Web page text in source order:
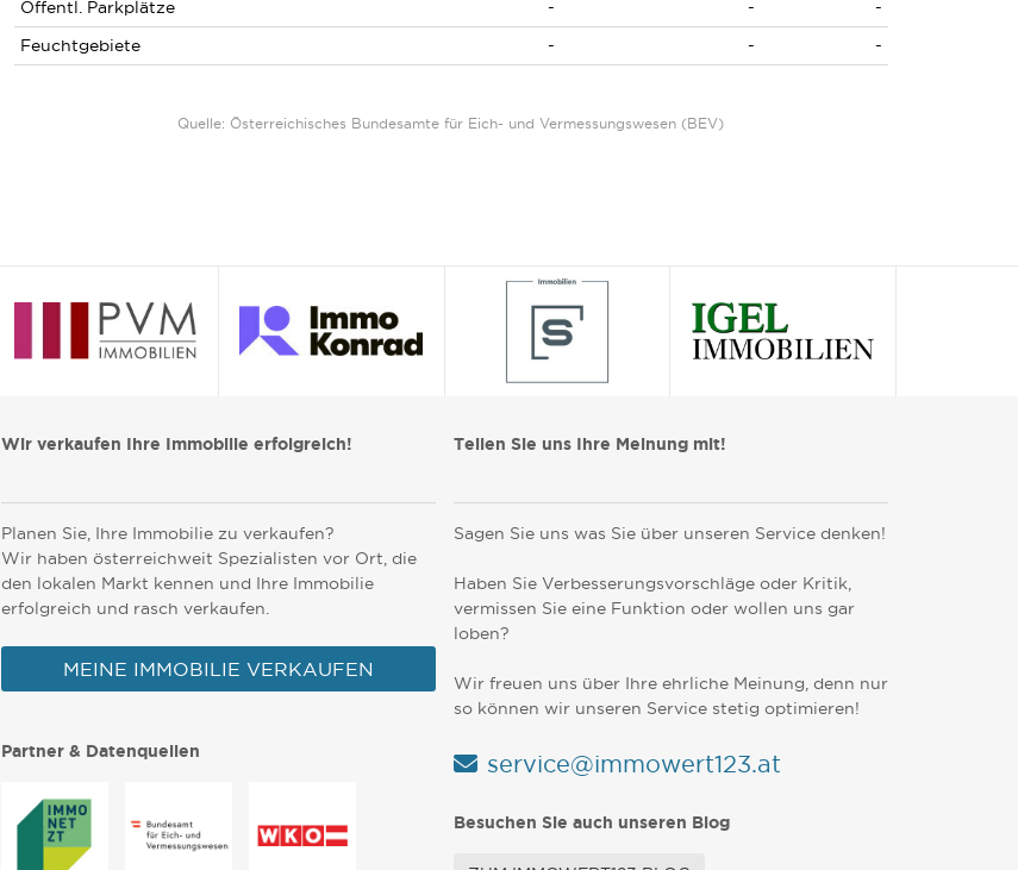
Öffentl. Parkplätze
- -
-
Feuchtgebiete
- - -
Quelle: Österreichisches Bundesamte für Eich- und Vermessungswesen (BEV)
Wir verkaufen Ihre Immobilie erfolgreich!
Planen Sie, Ihre Immobilie zu verkaufen?
Wir haben österreichweit Spezialisten vor Ort, die
den lokalen Markt kennen und Ihre Immobilie
erfolgreich und rasch verkaufen.
MEINE IMMOBILIE VERKAUFEN
Partner & Datenquellen
Teilen Sie uns Ihre Meinung mit!
Sagen Sie uns was Sie über unseren Service denken!
Haben Sie Verbesserungsvorschläge oder Kritik,
vermissen Sie eine Funktion oder wollen uns gar
loben?
Wir freuen uns über Ihre ehrliche Meinung, denn nur
so können wir unseren Service stetig optimieren!
service@immowert123.at
Besuchen Sie auch unseren Blog